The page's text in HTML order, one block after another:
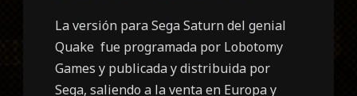
La versión para Sega Saturn del genial
Quake fue programada por Lobotomy
Games y publicada y distribuida por
Sega, saliendo a la venta en Europa y